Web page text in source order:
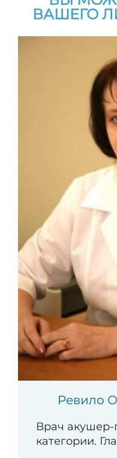
ВАШЕГО
Ревило
Врач акушер-
категории.